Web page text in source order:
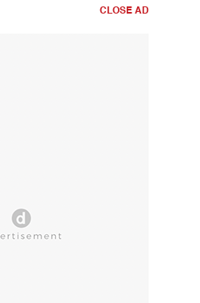
CLOSE AD